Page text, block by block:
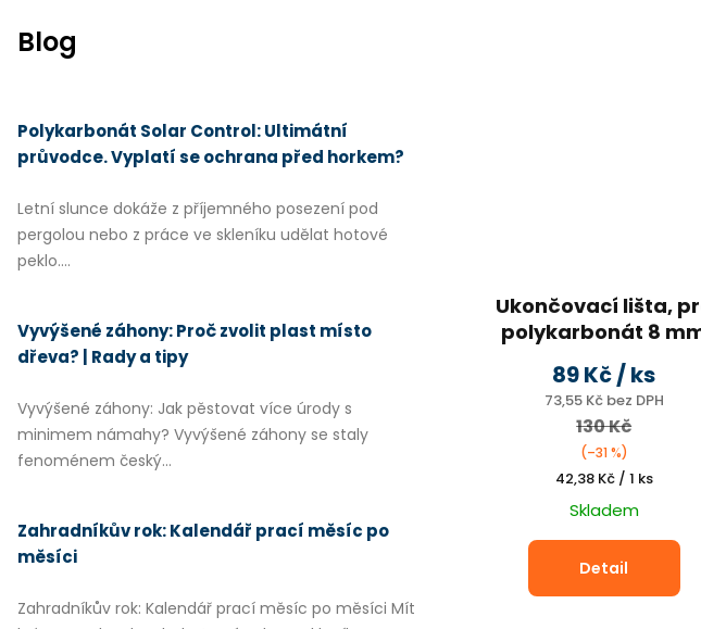
Blog
Polykarbonát Solar Control: Ultimátní
průvodce. Vyplatí se ochrana před horkem?
Letní slunce dokáže z příjemného posezení pod
pergolou nebo z práce ve skleníku udělat hotové
peklo....
Vyvýšené záhony: Proč zvolit plast místo
dřeva? | Rady a tipy
Vyvýšené záhony: Jak pěstovat více úrody s
minimem námahy? Vyvýšené záhony se staly
fenoménem český...
Zahradníkův rok: Kalendář prací měsíc po
měsíci
Zahradníkův rok: Kalendář prací měsíc po měsíci Mít
Ukončovací lišta,
polykarbonát 8
UV ochrana, 2,1m
73,55 Kč bez DPH
89 Kč/ ks
130 Kč
(–31 %)
Měrná
cena:
42,38 Kč / 1 ks
Skladem
Detail